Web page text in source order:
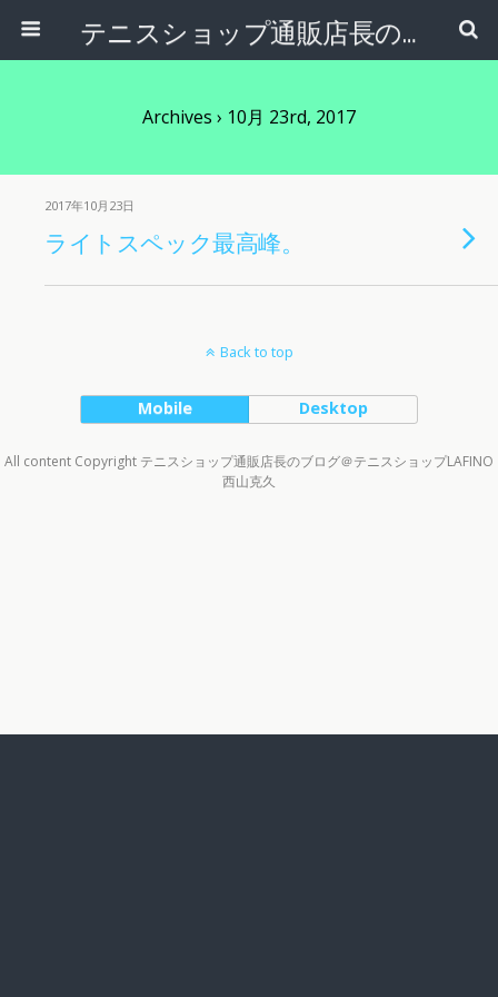
テニスショップ通販店長のブログ＠テニスショップLAFINO 西山克久
Archives › 10月 23rd, 2017
2017年10月23日
ライトスペック最高峰。
Back to top
Mobile Desktop
All content Copyright テニスショップ通販店長のブログ＠テニスショップLAFINO
西山克久